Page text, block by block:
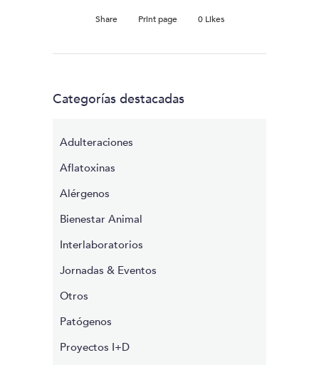
Share Print page 0 Likes
Categorías destacadas
Adulteraciones
Aflatoxinas
Alérgenos
Bienestar Animal
Interlaboratorios
Jornadas & Eventos
Otros
Patógenos
Proyectos I+D